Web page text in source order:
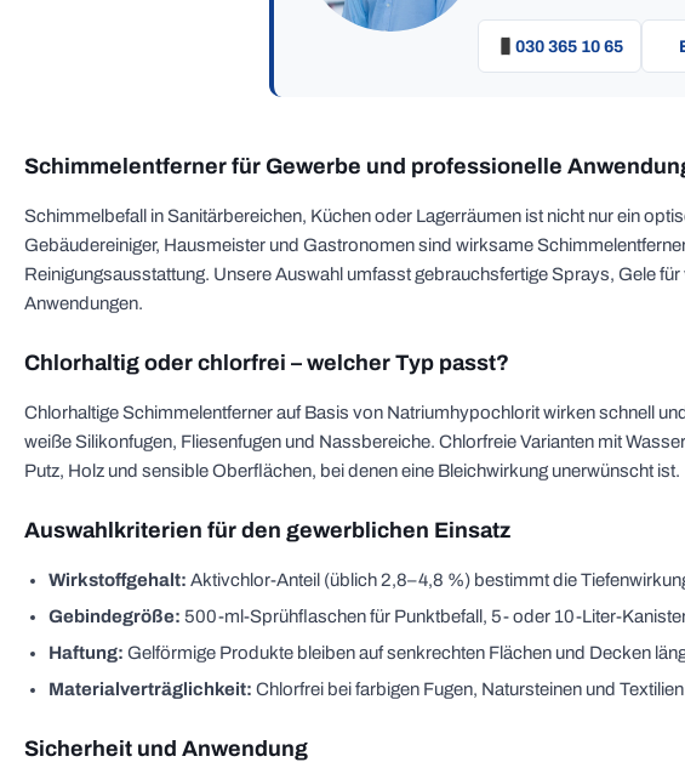
030 365 10 65
Schimmelentferner für Gewerbe und professionelle
Schimmelbefall in Sanitärbereichen, Küchen oder Lagerräumen ist nicht nur ein
Gebäudereiniger, Hausmeister und Gastronomen sind wirksame
Reinigungsausstattung. Unsere Auswahl umfasst gebrauchsfertige Sprays, Gele
Anwendungen.
Chlorhaltig oder chlorfrei – welcher Typ passt?
Chlorhaltige Schimmelentferner auf Basis von Natriumhypochlorit wirken schnell
weiße Silikonfugen, Fliesenfugen und Nassbereiche. Chlorfreie Varianten mit
Putz, Holz und sensible Oberflächen, bei denen eine Bleichwirkung unerwünscht ist.
Auswahlkriterien für den gewerblichen Einsatz
Wirkstoffgehalt: Aktivchlor-Anteil (üblich 2,8–4,8 %) bestimmt die
Gebindegröße: 500-ml-Sprühflaschen für Punktbefall, 5- oder 10-Liter-
Haftung: Gelförmige Produkte bleiben auf senkrechten Flächen und Decken
Materialverträglichkeit: Chlorfrei bei farbigen Fugen, Natursteinen und
Sicherheit und Anwendung